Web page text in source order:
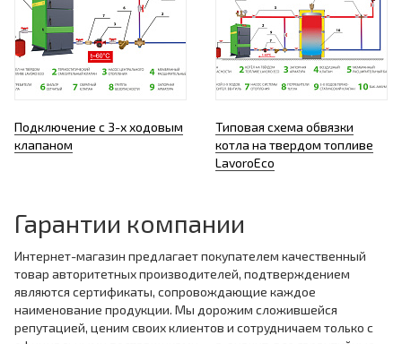
Подключение с 3-х ходовым
клапаном
Типовая схема обвязки
котла на твердом топливе
LavoroEco
Гарантии компании
Интернет-магазин предлагает покупателем качественный
товар авторитетных производителей, подтверждением
являются сертификаты, сопровождающие каждое
наименование продукции. Мы дорожим сложившейся
репутацией, ценим своих клиентов и сотрудничаем только с